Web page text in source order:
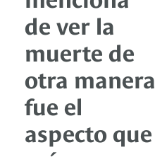
de ver la
muerte de
otra manera
fue el
aspecto que